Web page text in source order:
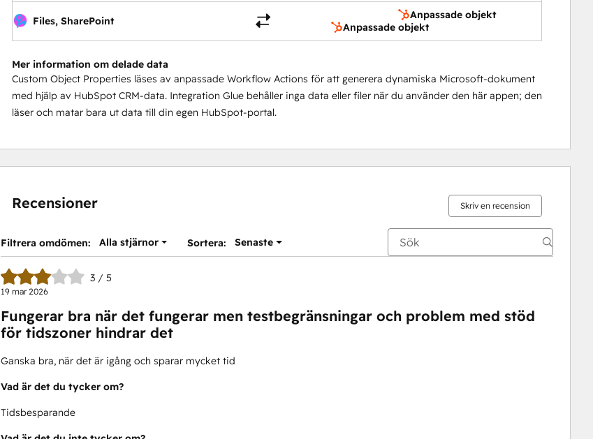
Files, SharePoint
Anpassade objekt
Anpassade objekt
Mer information om delade data
Custom Object Properties läses av anpassade Workflow Actions för att generera dynamiska Microsoft-dokument
med hjälp av HubSpot CRM-data. Integration Glue behåller inga data eller filer när du använder den här appen; den
läser och matar bara ut data till din egen HubSpot-portal.
Recensioner Skriv en recension
Filtrera omdömen: Alla stjärnor Sortera: Senaste
3 / 5
19 mar 2026
Fungerar bra när det fungerar men testbegränsningar och problem med stöd
för tidszoner hindrar det
Ganska bra, när det är igång och sparar mycket tid
Vad är det du tycker om?
Tidsbesparande